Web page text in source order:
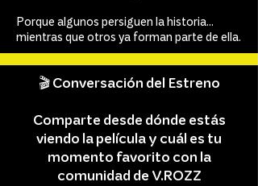
Porque algunos persiguen la historia...
mientras que otros ya forman parte de ella.
🎬 Conversación del Estreno
Comparte desde dónde estás
viendo la película y cuál es tu
momento favorito con la
comunidad de V.ROZZ